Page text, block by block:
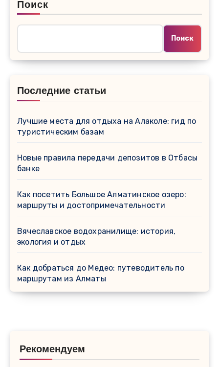
Поиск
Поиск
Последние статьи
Лучшие места для отдыха на Алаколе: гид по
туристическим базам
Новые правила передачи депозитов в Отбасы
банке
Как посетить Большое Алматинское озеро:
маршруты и достопримечательности
Вячеславское водохранилище: история,
экология и отдых
Как добраться до Медео: путеводитель по
маршрутам из Алматы
Рекомендуем